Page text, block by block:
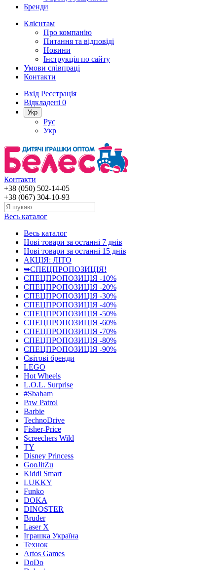
Бренди
Клієнтам
Про компанію
Питання та відповіді
Новини
Інструкція по сайту
Умови співпраці
Контакти
Вхід Реєстрація
Відкладені 0
Укр
Рус
Укр
Контакти
+38 (050) 502-14-05
+38 (067) 304-10-93
Весь каталог
Весь каталог
Нові товари за останнi 7 днiв
Нові товари за останнi 15 днiв
АКЦІЯ: ЛІТО
➥СПЕЦПРОПОЗИЦІЯ!
СПЕЦПРОПОЗИЦІЯ -10%
СПЕЦПРОПОЗИЦІЯ -20%
СПЕЦПРОПОЗИЦІЯ -30%
СПЕЦПРОПОЗИЦІЯ -40%
СПЕЦПРОПОЗИЦІЯ -50%
СПЕЦПРОПОЗИЦІЯ -60%
СПЕЦПРОПОЗИЦІЯ -70%
СПЕЦПРОПОЗИЦІЯ -80%
СПЕЦПРОПОЗИЦІЯ -90%
Світові бренди
LEGO
Hot Wheels
L.O.L. Surprise
#Sbabam
Paw Patrol
Barbie
TechnoDrive
Fisher-Price
Screechers Wild
TY
Disney Princess
GooJitZu
Kiddi Smart
LUKKY
Funko
DOKA
DINOSTER
Bruder
Laser X
Іграшка Україна
Технок
Artos Games
DoDo